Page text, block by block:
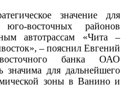
значение для
восточных районов
автотрассам «Чита –
– пояснил Евгений
банка ОАО
для дальнейшего
зоны в Ванино и